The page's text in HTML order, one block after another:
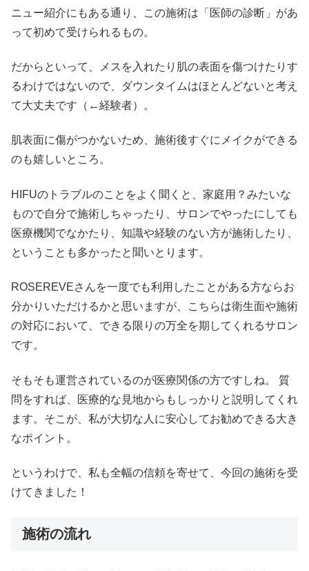
ニュー紹介にもある通り、この施術は「医師の診断」があ
って初めて受けられるもの。
だからといって、メスを入れたり肌の表面を傷つけたりす
るわけではないので、ダウンタイムはほとんどないと考え
て大丈夫です（←経験者）。
肌表面に傷がつかないため、施術後すぐにメイクができる
のも嬉しいところ。
HIFUのトラブルのことをよく聞くと、家庭用？みたいな
もので自分で施術しちゃったり、サロンでやったにしても
医療機関でなかたり、知識や経験のない方が施術したり、
ということも多かったと聞いとります。
ROSEREVEさんを一度でも利用したことがある方ならお
分かりいただけるかと思いますが、こちらは衛生面や施術
の対応において、できる限りの万全を期してくれるサロン
です。
そもそも運営されているのが医療関係の方ですしね。 質
問をすれば、医療的な見地からもしっかりと説明してくれ
ます。そこが、私が大切な人に安心してお勧めできる大き
なポイント。
というわけで、私も全幅の信頼を寄せて、今回の施術を受
けてきました！
施術の流れ